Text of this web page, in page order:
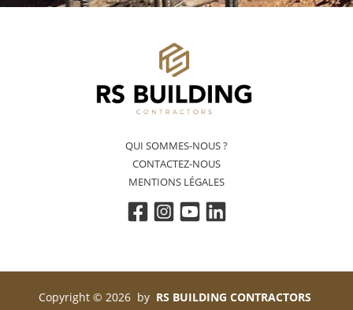
QUI SOMMES-NOUS ?
CONTACTEZ-NOUS
MENTIONS LÉGALES
Copyright © 2026 by RS BUILDING CONTRACTORS